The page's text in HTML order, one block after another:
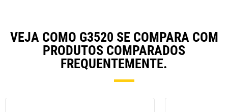
VEJA COMO G3520 SE COMPARA COM
PRODUTOS COMPARADOS
FREQUENTEMENTE.